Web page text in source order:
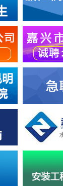
、企业官
网上发布
进行简历投